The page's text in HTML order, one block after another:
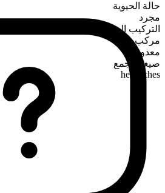
حالة الحيوية
مجرد
التركيب الصرفي
مركب
معدود
صيغة الجمع
headaches